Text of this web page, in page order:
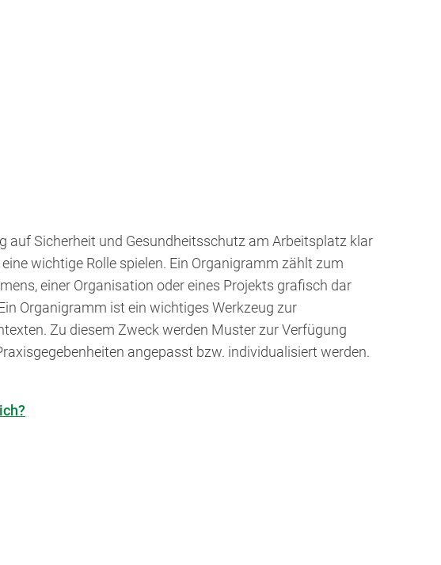
auf Sicherheit und Gesundheitsschutz am Arbeitsplatz klar
wichtige Rolle spielen. Ein Organigramm zählt zum
einer Organisation oder eines Projekts grafisch dar
Organigramm ist ein wichtiges Werkzeug zur
Zu diesem Zweck werden Muster zur Verfügung
angepasst bzw. individualisiert werden.